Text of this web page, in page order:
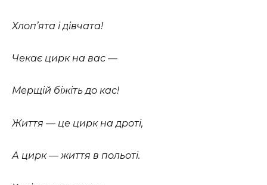
Хлоп’ята і дівчата!
Чекає цирк на вас —
Мерщій біжіть до кас!
Життя — це цирк на дроті,
А цирк — життя в польоті.